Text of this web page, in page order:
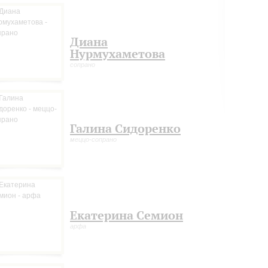
прижизненной премьерой Петрова.
Диана
Нурмухаметова
сопрано
Галина Сидоренко
меццо-сопрано
Екатерина Семион
арфа